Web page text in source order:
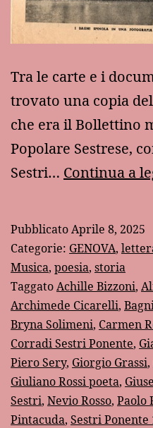
Tra le carte e i
trovato una copia
che era il Bollettino
Popolare Sestrese,
Sestri… Continua a
PubblicatoAprile 8, 2025
Categorie: GENOVA,
Musica, poesia, storia
TaggatoAchille Bizzoni,
Archimede Cicarelli,
Bryna Solimeni, Carmen
Corradi Sestri Ponente,
Piero Sery, Giorgio Grassi,
Giuliano Rossi poeta,
Sestri, Nevio Rosso, Paolo
Pintacuda, Sestri Ponente